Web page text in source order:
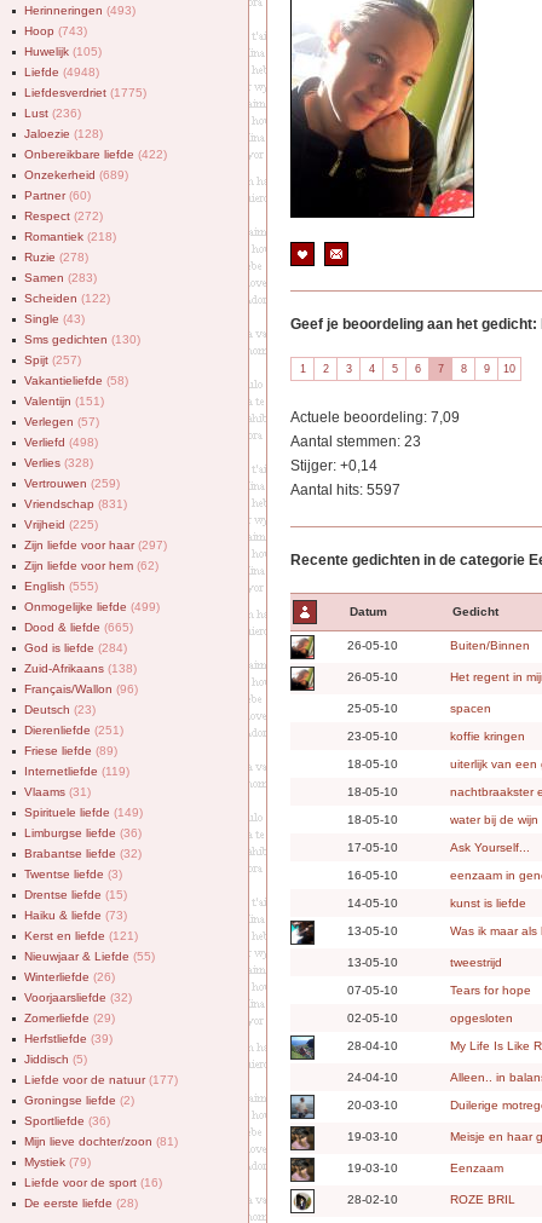
Geef je beoordeling aan het gedicht:
Actuele beoordeling: 7,09
Aantal stemmen: 23
Stijger: +0,14
Aantal hits: 5597
Recente gedichten in de categorie
Datum Gedicht
26-05-10 Buiten/Binnen
26-05-10 Het regent in
25-05-10 spacen
23-05-10 koffie kringen
18-05-10 uiterlijk van een
18-05-10 nachtbraakster
18-05-10 water bij de wijn
17-05-10 Ask Yourself...
16-05-10 eenzaam in
14-05-10 kunst is liefde
13-05-10 Was ik maar als
13-05-10 tweestrijd
07-05-10 Tears for hope
02-05-10 opgesloten
28-04-10 My Life Is Like
24-04-10 Alleen.. in
20-03-10 Duilerige
19-03-10 Meisje en haar
19-03-10 Eenzaam
28-02-10 ROZE BRIL
Herinneringen (493)
Hoop (743)
Huwelijk (105)
Liefde (4948)
Liefdesverdriet (1775)
Lust (236)
Jaloezie (128)
Onbereikbare liefde (422)
Onzekerheid (689)
Partner(60)
Respect (272)
Romantiek (218)
Ruzie (278)
Samen (283)
Scheiden (122)
Single (43)
Sms gedichten (130)
Spijt (257)
Vakantieliefde (58)
Valentijn (151)
Verlegen (57)
Verliefd (498)
Verlies (328)
Vertrouwen (259)
Vriendschap (831)
Vrijheid (225)
Zijn liefde voor haar(297)
Zijn liefde voor hem (62)
English (555)
Onmogelijke liefde (499)
Dood & liefde (665)
God is liefde (284)
Zuid-Afrikaans (138)
Français/Wallon (96)
Deutsch (23)
Dierenliefde (251)
Friese liefde (89)
Internetliefde (119)
Vlaams (31)
Spirituele liefde (149)
Limburgse liefde (36)
Brabantse liefde (32)
Twentse liefde (3)
Drentse liefde (15)
Haiku & liefde (73)
Kerst en liefde (121)
Nieuwjaar & Liefde (55)
Winterliefde (26)
Voorjaarsliefde (32)
Zomerliefde (29)
Herfstliefde (39)
Jiddisch (5)
Liefde voor de natuur(177)
Groningse liefde (2)
Sportliefde (36)
Mijn lieve dochter/zoon (81)
Mystiek (79)
Liefde voor de sport (16)
De eerste liefde (28)